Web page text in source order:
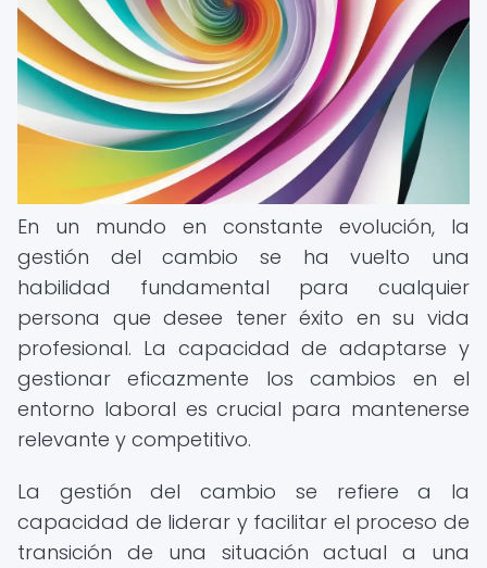
En un mundo en constante evolución, la
gestión del cambio se ha vuelto una
habilidad fundamental para cualquier
persona que desee tener éxito en su vida
profesional. La capacidad de adaptarse y
gestionar eficazmente los cambios en el
entorno laboral es crucial para mantenerse
relevante y competitivo.
La gestión del cambio se refiere a la
capacidad de liderar y facilitar el proceso de
transición de una situación actual a una